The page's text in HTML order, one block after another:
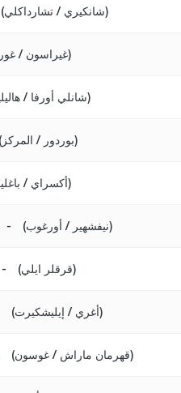
(شانكيري / تشارداكلي)
(غيراسون / غوريليه)
(شانلي أورفا / هاليليه)
(بوردور / المركز)
(أكسراي / باغليكايا)
- (نيفشهير / أورغوب)
- (قرقلر ايلي)
(أغري / إيليشكيرت)
(قهرمان ماراش / غوسون)